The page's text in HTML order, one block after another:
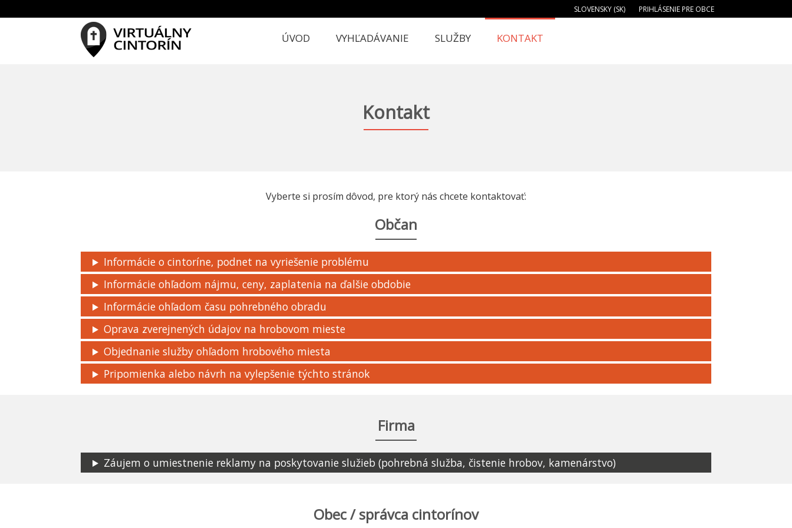
SLOVENSKY (SK) PRIHLÁSENIE PRE OBCE
ÚVOD VYHĽADÁVANIE SLUŽBY KONTAKT
Kontakt
Vyberte si prosím dôvod, pre ktorý nás chcete kontaktovať:
Občan
Informácie o cintoríne, podnet na vyriešenie problému
Informácie ohľadom nájmu, ceny, zaplatenia na ďalšie obdobie
Informácie ohľadom času pohrebného obradu
Oprava zverejnených údajov na hrobovom mieste
Objednanie služby ohľadom hrobového miesta
Pripomienka alebo návrh na vylepšenie týchto stránok
Firma
Záujem o umiestnenie reklamy na poskytovanie služieb (pohrebná služba, čistenie hrobov, kamenárstvo)
Obec / správca cintorínov